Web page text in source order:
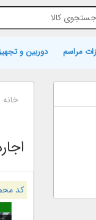
مراسم دوربین و
خانه
کد